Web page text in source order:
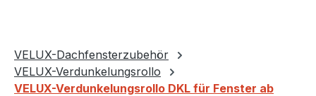
VELUX-Dachfensterzubehör
VELUX-Verdunkelungsrollo
VELUX-Verdunkelungsrollo DKL für Fenster ab